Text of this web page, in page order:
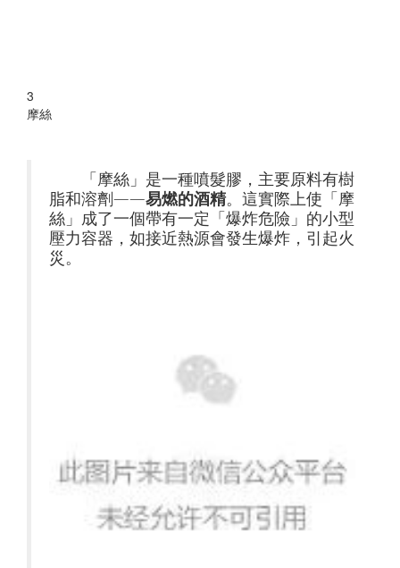
3
摩絲
「摩絲」是一種噴髮膠，主要原料有樹
脂和溶劑——易燃的酒精。這實際上使「摩
絲」成了一個帶有一定「爆炸危險」的小型
壓力容器，如接近熱源會發生爆炸，引起火
災。